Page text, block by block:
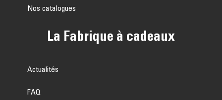
Nos catalogues
La Fabrique à cadeaux
Actualités
FAQ